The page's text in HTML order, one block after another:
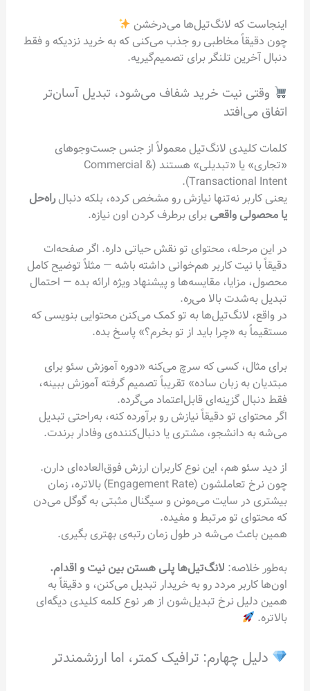
اینجاست که لانگ‌تیل‌ها می‌درخشن
چون دقیقاً مخاطبی رو جذب می‌کنی که به خرید نزدیکه و فقط
دنبال آخرین تلنگر برای تصمیم‌گیریه.
وقتی نیت خرید شفاف می‌شود، تبدیل آسان‌تر
اتفاق می‌افتد
کلمات کلیدی لانگ‌تیل معمولاً از جنس جست‌وجوهای
«تجاری» یا «تبدیلی» هستند (Commercial &
Transactional Intent).
یعنی کاربر نه‌تنها نیازش رو مشخص کرده، بلکه دنبالراه‌حل
یا محصولی واقعی برای برطرف کردن اون نیازه.
در این مرحله، محتوای تو نقش حیاتی داره. اگر صفحه‌ات
دقیقاً با نیت کاربر هم‌خوانی داشته باشه — مثلاً توضیح کامل
محصول، مزایا، مقایسه‌ها و پیشنهاد ویژه ارائه بده — احتمال
تبدیل به‌شدت بالا می‌ره.
در واقع، لانگ‌تیل‌ها به تو کمک می‌کنن محتوایی بنویسی که
مستقیماً به «چرا باید از تو بخرم؟» پاسخ بده.
برای مثال، کسی که سرچ می‌کنه «دوره آموزش سئو برای
مبتدیان به زبان ساده» تقریباً تصمیم گرفته آموزش ببینه،
فقط دنبال گزینه‌ای قابل‌اعتماد می‌گرده.
اگر محتوای تو دقیقاً نیازش رو برآورده کنه، به‌راحتی تبدیل
می‌شه به دانشجو، مشتری یا دنبال‌کننده‌ی وفادار برندت.
از دید سئو هم، این نوع کاربران ارزش فوق‌العاده‌ای دارن.
چون نرخ تعاملشون (Engagement Rate) بالاتره، زمان
بیشتری در سایت می‌مونن و سیگنال مثبتی به گوگل می‌دن
که محتوای تو مرتبط و مفیده.
همین باعث می‌شه در طول زمان رتبه‌ی بهتری بگیری.
به‌طور خلاصه: لانگ‌تیل‌ها پلی هستن بین نیت و اقدام.
اون‌ها کاربر مردد رو به خریدار تبدیل می‌کنن، و دقیقاً به
همین دلیل نرخ تبدیل‌شون از هر نوع کلمه کلیدی دیگه‌ای
بالاتره.
دلیل چهارم: ترافیک کمتر، اما ارزشمندتر